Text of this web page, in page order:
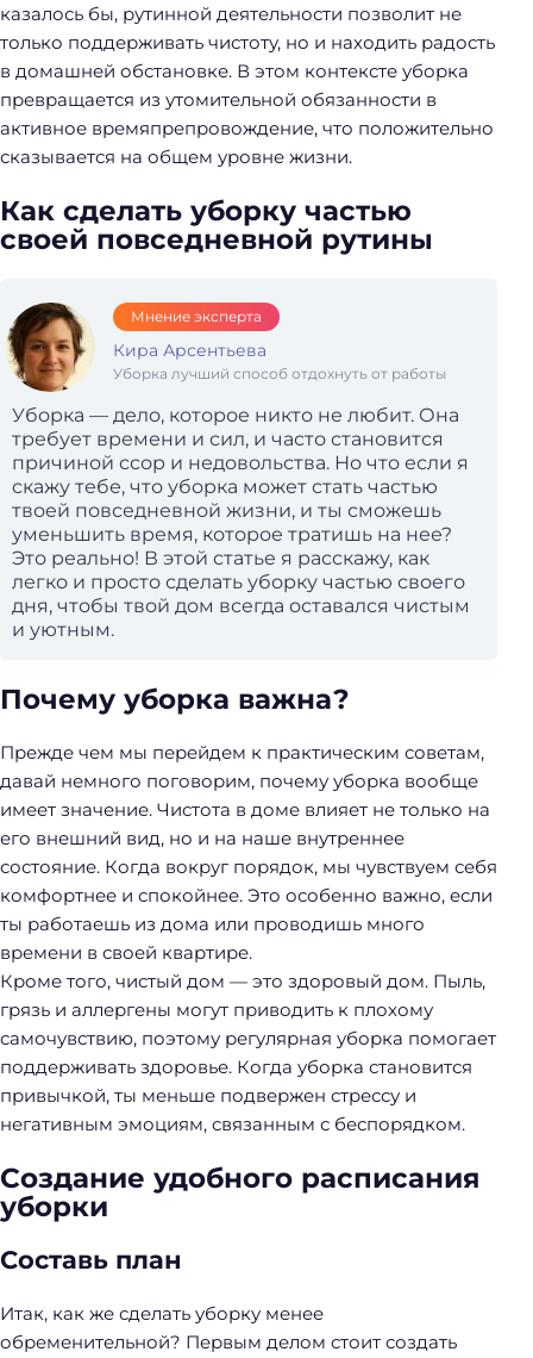
казалось бы, рутинной деятельности позволит не
только поддерживать чистоту, но и находить радость
в домашней обстановке. В этом контексте уборка
превращается из утомительной обязанности в
активное времяпрепровождение, что положительно
сказывается на общем уровне жизни.
Как сделать уборку частью
своей повседневной рутины
Мнение эксперта
Кира Арсентьева
Уборка лучший способ отдохнуть от работы
Уборка — дело, которое никто не любит. Она
требует времени и сил, и часто становится
причиной ссор и недовольства. Но что если я
скажу тебе, что уборка может стать частью
твоей повседневной жизни, и ты сможешь
уменьшить время, которое тратишь на нее?
Это реально! В этой статье я расскажу, как
легко и просто сделать уборку частью своего
дня, чтобы твой дом всегда оставался чистым
и уютным.
Почему уборка важна?
Прежде чем мы перейдем к практическим советам,
давай немного поговорим, почему уборка вообще
имеет значение. Чистота в доме влияет не только на
его внешний вид, но и на наше внутреннее
состояние. Когда вокруг порядок, мы чувствуем себя
комфортнее и спокойнее. Это особенно важно, если
ты работаешь из дома или проводишь много
времени в своей квартире.
Кроме того, чистый дом — это здоровый дом. Пыль,
грязь и аллергены могут приводить к плохому
самочувствию, поэтому регулярная уборка помогает
поддерживать здоровье. Когда уборка становится
привычкой, ты меньше подвержен стрессу и
негативным эмоциям, связанным с беспорядком.
Создание удобного расписания
уборки
Составь план
Итак, как же сделать уборку менее
обременительной? Первым делом стоит создать